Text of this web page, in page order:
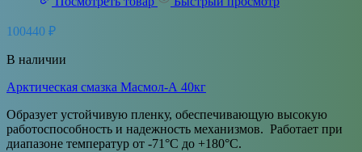
100440 ₽
В наличии
Арктическая смазка Масмол-А 40кг
Образует устойчивую пленку, обеспечивающую высокую
работоспособность и надежность механизмов. Работает при
диапазоне температур от -71°С до +180°С.